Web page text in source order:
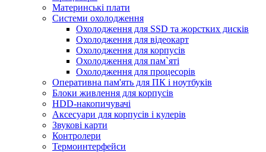
Материнські плати
Системи охолодження
Охолодження для SSD та жорстких дисків
Охолодження для відеокарт
Охолодження для корпусів
Охолодження для пам`яті
Охолодження для процесорів
Оперативна пам'ять для ПК і ноутбуків
Блоки живлення для корпусів
HDD-накопичувачі
Аксесуари для корпусів і кулерів
Звукові карти
Контролери
Термоинтерфейси